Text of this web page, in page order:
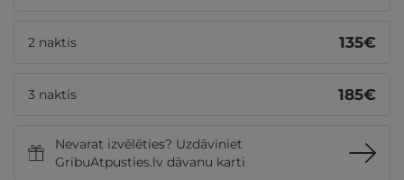
2 naktis 135€
3 naktis 185€
Nevarat izvēlēties? Uzdāviniet
GribuAtpusties.lv dāvanu karti